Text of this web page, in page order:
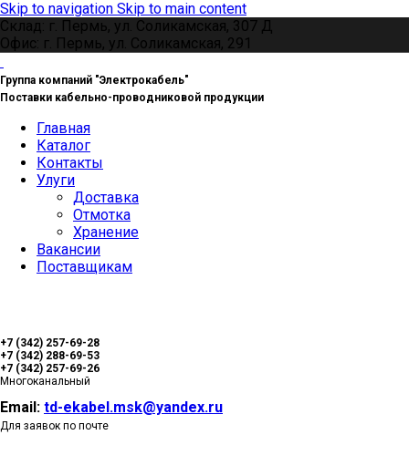
Skip to navigation Skip to main content
Склад: г. Пермь, ул. Соликамская, 307 Д
Офис: г. Пермь, ул. Соликамская, 291
Группа компаний "Электрокабель"
Поставки кабельно-проводниковой продукции
Главная
Каталог
Контакты
Улуги
Доставка
Отмотка
Хранение
Вакансии
Поставщикам
+7 (342) 257-69-28
+7 (342) 288-69-53
+7 (342) 257-69-26
Многоканальный
Email: td-ekabel.msk@yandex.ru
Для заявок по почте